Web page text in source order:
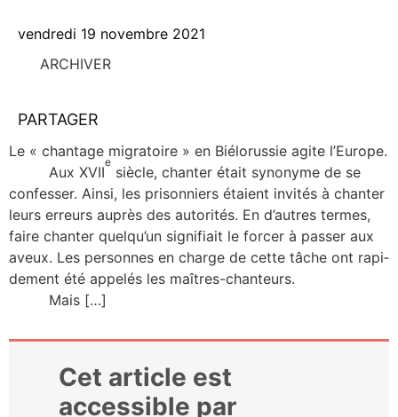
vendredi 19 novembre 2021
ARCHIVER
PARTAGER
Le « chan­tage migra­toire » en Bié­lo­rus­sie agite l’Europe.
Aux XVII
e
siècle, chan­ter était syno­nyme de se
confes­ser. Ain­si, les pri­son­niers étaient invi­tés à chan­ter
leurs erreurs auprès des auto­ri­tés. En d’autres termes,
faire chan­ter quelqu’un signi­fiait le for­cer à pas­ser aux
aveux. Les per­sonnes en charge de cette tâche ont rapi­
de­ment été appe­lés les maîtres-chan­teurs.
Mais […]
Cet article est
accessible par